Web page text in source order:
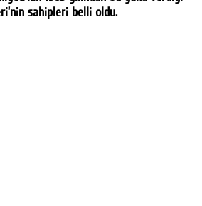
sahipleri belli oldu.